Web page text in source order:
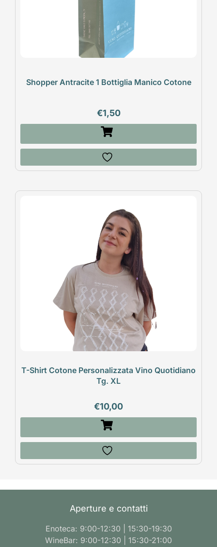
Shopper Antracite 1 Bottiglia Manico Cotone
€1,50
T-Shirt Cotone Personalizzata Vino Quotidiano
Tg. XL
€10,00
Aperture e contatti
Enoteca: 9:00-12:30 | 15:30-19:30
WineBar: 9:00-12:30 | 15:30-21:00